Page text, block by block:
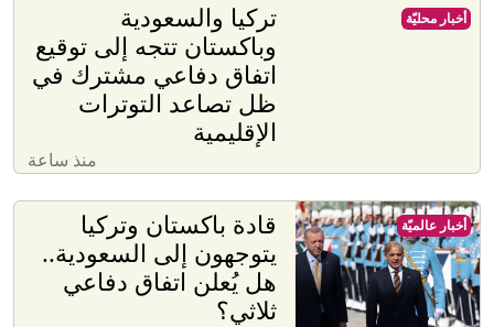
تركيا والسعودية
وباكستان تتجه إلى توقيع
اتفاق دفاعي مشترك في
ظل تصاعد التوترات
الإقليمية
منذ ساعة
أخبار محليّة
قادة باكستان وتركيا
يتوجهون إلى السعودية..
هل يُعلن اتفاق دفاعي
ثلاثي؟
أخبار عالميّة